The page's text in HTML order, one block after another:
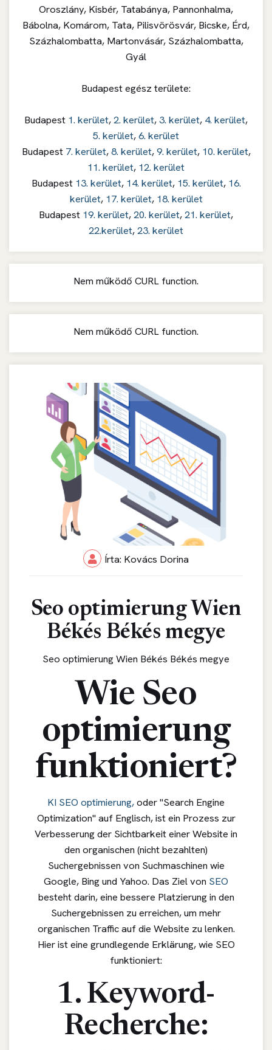
Oroszlány, Kisbér, Tatabánya, Pannonhalma,
Bábolna, Komárom, Tata, Pilisvörösvár, Bicske, Érd,
Százhalombatta, Martonvásár, Százhalombatta,
Gyál
Budapest egész területe:
Budapest 1. kerület,2. kerület,3. kerület, 4. kerület,
5. kerület,6. kerület
Budapest 7. kerület,8. kerület,9. kerület, 10. kerület,
11. kerület, 12. kerület
Budapest 13. kerület, 14. kerület, 15. kerület, 16.
kerület, 17. kerület, 18. kerület
Budapest 19. kerület,20. kerület,21. kerület,
22.kerület,23. kerület
Nem működő CURL function.
Nem működő CURL function.
Írta: Kovács Dorina
Seo optimierung Wien
Békés Békés megye
Seo optimierung Wien Békés Békés megye
Wie Seo
optimierung
funktioniert?
KI SEO optimierung,oder "Search Engine
Optimization" auf Englisch, ist ein Prozess zur
Verbesserung der Sichtbarkeit einer Website in
den organischen (nicht bezahlten)
Suchergebnissen von Suchmaschinen wie
Google, Bing und Yahoo. Das Ziel von SEO
besteht darin, eine bessere Platzierung in den
Suchergebnissen zu erreichen, um mehr
organischen Traffic auf die Website zu lenken.
Hier ist eine grundlegende Erklärung, wie SEO
funktioniert:
1. Keyword-
Recherche: